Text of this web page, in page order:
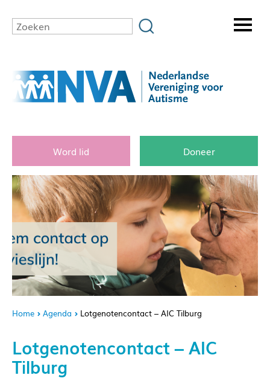
Word lid Doneer
Home Agenda Lotgenotencontact – AIC Tilburg
Lotgenotencontact – AIC
Tilburg